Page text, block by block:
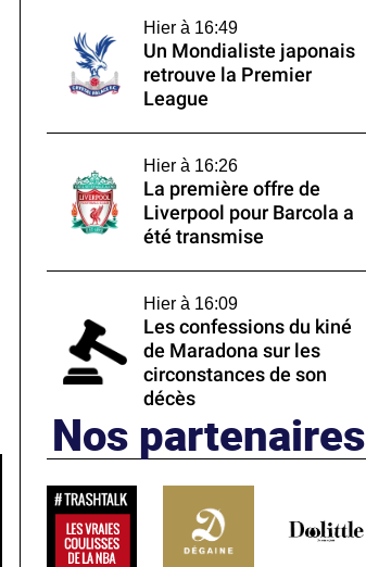
Hier à 16:49
Un Mondialiste japonais
retrouve la Premier
League
Hier à 16:26
La première offre de
Liverpool pour Barcola a
été transmise
Hier à 16:09
Les confessions du kiné
de Maradona sur les
circonstances de son
décès
Nos partenaires